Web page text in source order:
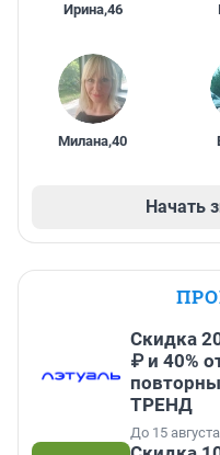
Ирина,46
Милана,40
Начать
Скидка
₽ и 40%
ТРЕНД
До 15